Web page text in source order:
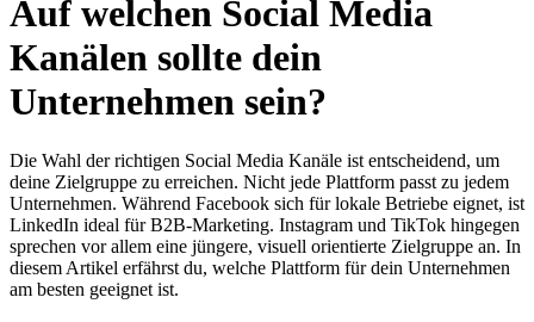
Auf welchen Social Media
Kanälen sollte dein
Unternehmen sein?
Die Wahl der richtigen Social Media Kanäle ist entscheidend, um
deine Zielgruppe zu erreichen. Nicht jede Plattform passt zu jedem
Unternehmen. Während Facebook sich für lokale Betriebe eignet, ist
LinkedIn ideal für B2B-Marketing. Instagram und TikTok hingegen
sprechen vor allem eine jüngere, visuell orientierte Zielgruppe an. In
diesem Artikel erfährst du, welche Plattform für dein Unternehmen
am besten geeignet ist.